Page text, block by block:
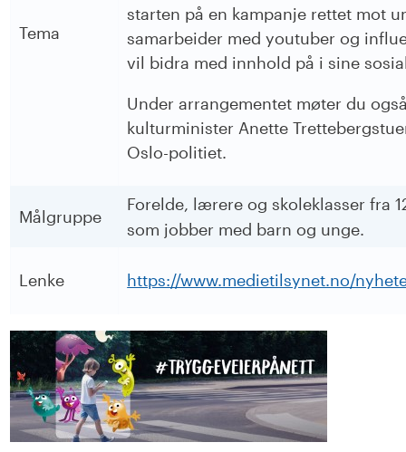
Tema
starten på en kampanje rettet mot
samarbeider med youtuber og
vil bidra med innhold på i sine
Under arrangementet møter du
kulturminister Anette
Oslo-politiet.
Målgruppe
Forelde, lærere og skoleklasser fra
som jobber med barn og unge.
Lenke https://www.medietilsynet.no/